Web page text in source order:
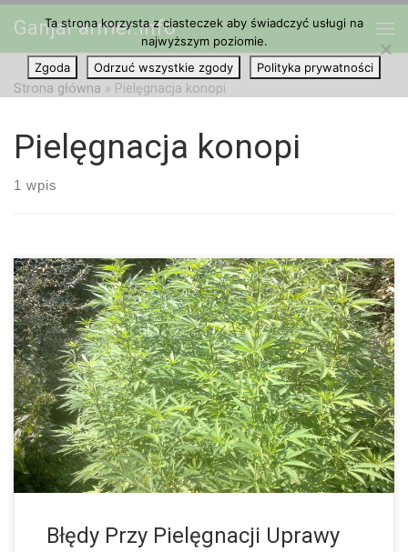
Przejdź do treści
GanjaFarmer.info
Strona główna » Pielęgnacja konopi
Pielęgnacja konopi
1 wpis
SYMPTOMY: Łodygi roślin rosną bardzo długie, a odstęp między
węzłami wynosi więcej niż 5cm. Łodyga bardzo rośnie w górę i w
końcu staje się niestabilna, aż w końcu istnieje ryzyko, że się
przechyli i złamie. OPIS: Rośliny zazwyczaj rozwijają się
proporcjonalnie. Jeśli związek między wiekiem a wzrostem jest
zakłócony, a rośliny niekontrolowanie rosną w górę (tzw.
szparagi), to mamy do […]
Błędy Przy Pielęgnacji Uprawy
Ta strona korzysta z ciasteczek aby świadczyć usługi na
najwyższym poziomie.
Zgoda
Odrzuć wszystkie zgody Polityka prywatności